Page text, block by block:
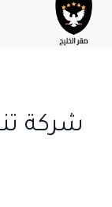
التجاوز
شركة